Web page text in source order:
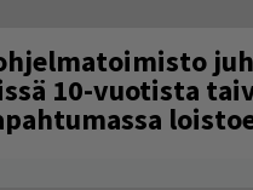
10-vuotista